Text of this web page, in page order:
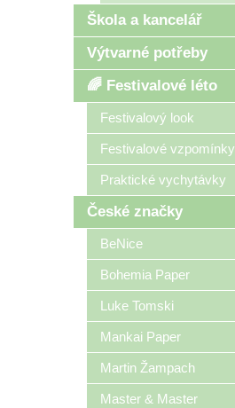
Škola a kancelář
Výtvarné potřeby
🌈 Festivalové léto
Festivalový look
Festivalové vzpomínky
Praktické vychytávky
České značky
BeNice
Bohemia Paper
Luke Tomski
Mankai Paper
Martin Žampach
Master & Master